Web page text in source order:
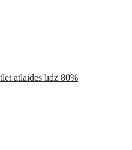
atlaides līdz 80%